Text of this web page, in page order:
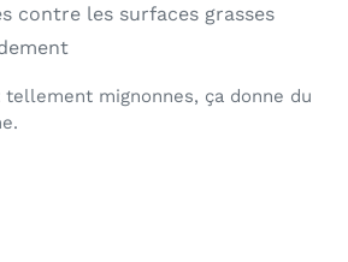
contre les surfaces grasses
mignonnes, ça donne du